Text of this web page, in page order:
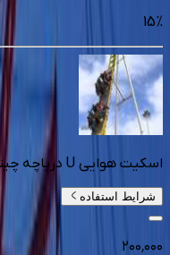
15%
اسکیت هوایی U دریاچه چیتگر غرب - اعتبار تا پایان 1405
شرایط استفاده
۲۰۰٬۰۰۰